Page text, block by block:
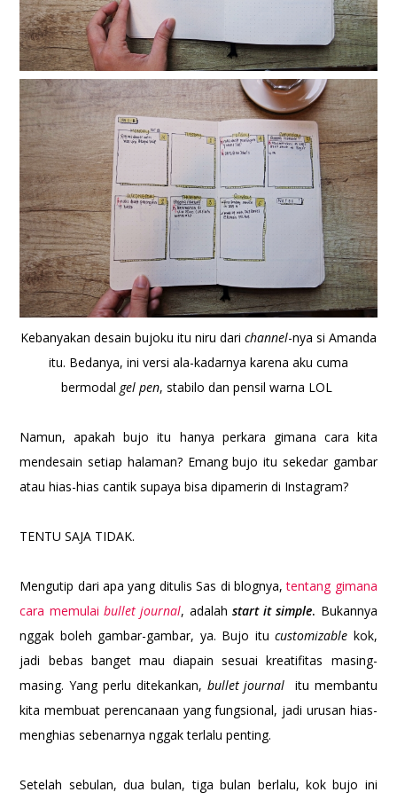
Kebanyakan desain bujoku itu niru dari channel-nya si Amanda
itu. Bedanya, ini versi ala-kadarnya karena aku cuma
bermodal gel pen, stabilo dan pensil warna LOL
Namun, apakah bujo itu hanya perkara gimana cara kita
mendesain setiap halaman? Emang bujo itu sekedar gambar
atau hias-hias cantik supaya bisa dipamerin di Instagram?
TENTU SAJA TIDAK.
Mengutip dari apa yang ditulis Sas di blognya,tentang gimana
cara memulai bullet journal, adalah start it simple. Bukannya
nggak boleh gambar-gambar, ya. Bujo itucustomizable kok,
jadi bebas banget mau diapain sesuai kreatifitas masing-
masing. Yang perlu ditekankan, bullet journal itu membantu
kita membuat perencanaan yang fungsional, jadi urusan hias-
menghias sebenarnya nggak terlalu penting.
Setelah sebulan, dua bulan, tiga bulan berlalu, kok bujo ini